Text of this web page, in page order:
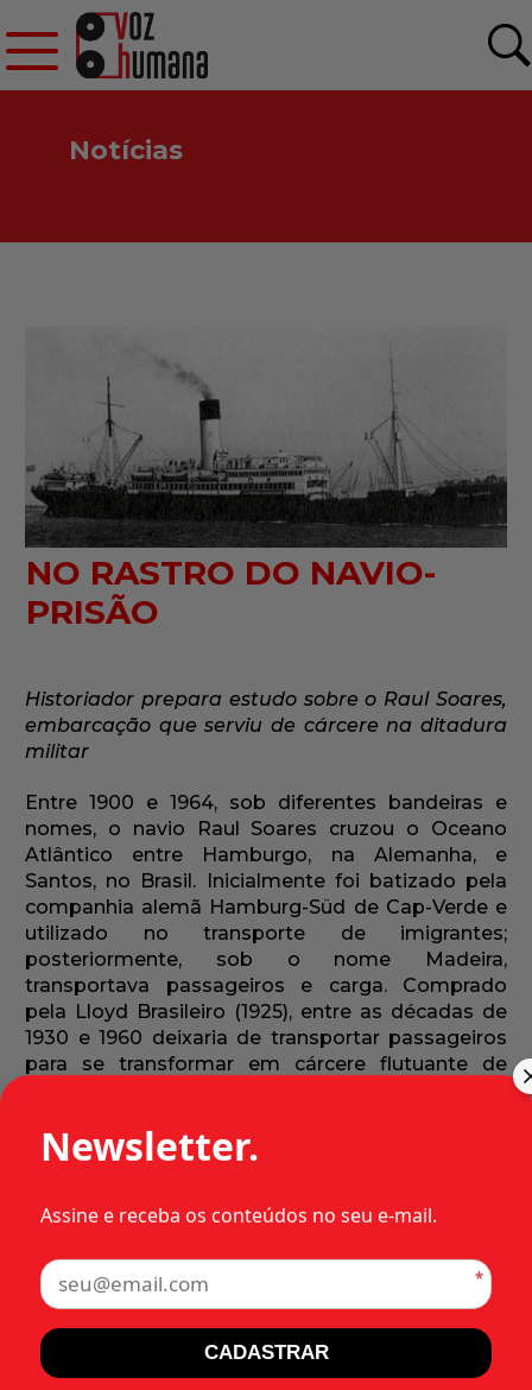
Notícias
NO RASTRO DO NAVIO-
PRISÃO
Historiador prepara estudo sobre o Raul Soares,
embarcação que serviu de cárcere na ditadura
militar
Entre 1900 e 1964, sob diferentes bandeiras e
nomes, o navio Raul Soares cruzou o Oceano
Atlântico entre Hamburgo, na Alemanha, e
Santos, no Brasil. Inicialmente foi batizado pela
companhia alemã Hamburg-Süd de Cap-Verde e
utilizado no transporte de imigrantes;
posteriormente, sob o nome Madeira,
transportava passageiros e carga. Comprado
pela Lloyd Brasileiro (1925), entre as décadas de
1930 e 1960 deixaria de transportar passageiros
para se transformar em cárcere flutuante de
Sargentos (1963) e na ditadura empresarial-militar
oposicionistas ao golpe.
Nos últimos quatro anos, entre 2019 e 2023, o
historiador Arthur Serra dedicou-se a estudar a
trajetória do Raul Soares, as violências pelas quais
passaram seus prisioneiros e as conexões entre o
Estado ditatorial e iniciativa privada. A história da
Newsletter.
*
CADASTRAR